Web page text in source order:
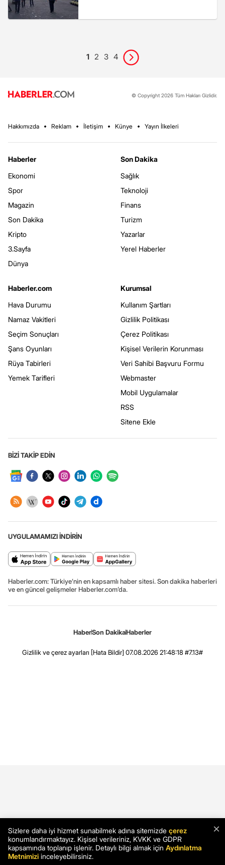
1 2 3 4
© Copyright 2026 Tüm Hakları Gizlidir.
Hakkımızda Reklam İletişim Künye Yayın İlkeleri
Haberler
Ekonomi
Spor
Magazin
Son Dakika
Kripto
3.Sayfa
Dünya
Son Dakika
Sağlık
Teknoloji
Finans
Turizm
Yazarlar
Yerel Haberler
Haberler.com
Hava Durumu
Namaz Vakitleri
Seçim Sonuçları
Şans Oyunları
Rüya Tabirleri
Yemek Tarifleri
Kurumsal
Kullanım Şartları
Gizlilik Politikası
Çerez Politikası
Kişisel Verilerin Korunması
Veri Sahibi Başvuru Formu
Webmaster
Mobil Uygulamalar
RSS
Sitene Ekle
BİZİ TAKİP EDİN
UYGULAMAMIZI İNDİRİN
Haberler.com: Türkiye’nin en kapsamlı haber sitesi. Son dakika haberleri
ve en güncel gelişmeler Haberler.com’da.
HaberSon DakikaHaberler
Gizlilik ve çerez ayarları [Hata Bildir] 07.08.2026 21:48:18 #7.13#
×
Sizlere daha iyi hizmet sunabilmek adına sitemizde çerez
konumlandırmaktayız. Kişisel verileriniz, KVKK ve GDPR
kapsamında toplanıp işlenir. Detaylı bilgi almak için Aydınlatma
Metnimizi inceleyebilirsiniz.